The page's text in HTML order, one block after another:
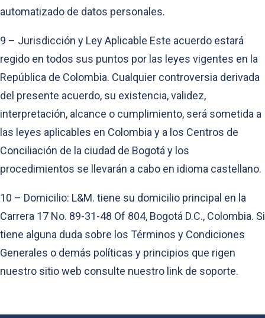
automatizado de datos personales.
9 – Jurisdicción y Ley Aplicable Este acuerdo estará
regido en todos sus puntos por las leyes vigentes en la
República de Colombia. Cualquier controversia derivada
del presente acuerdo, su existencia, validez,
interpretación, alcance o cumplimiento, será sometida a
las leyes aplicables en Colombia y a los Centros de
Conciliación de la ciudad de Bogotá y los
procedimientos se llevarán a cabo en idioma castellano.
10 – Domicilio: L&M. tiene su domicilio principal en la
Carrera 17 No. 89-31-48 Of 804, Bogotá D.C., Colombia. Si
tiene alguna duda sobre los Términos y Condiciones
Generales o demás políticas y principios que rigen
nuestro sitio web consulte nuestro link de soporte.